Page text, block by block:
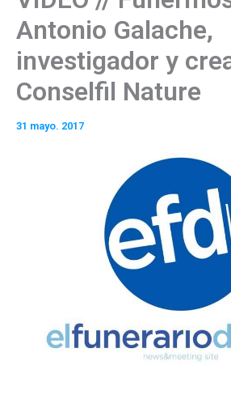
Antonio Galache,
investigador y
Conselfil Nature
31 mayo. 2017